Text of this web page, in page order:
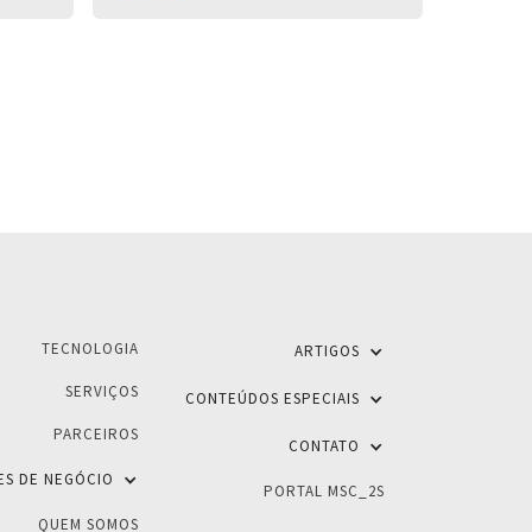
TECNOLOGIA
SERVIÇOS
PARCEIROS
DE NEGÓCIO
QUEM SOMOS
ARTIGOS
CONTEÚDOS ESPECIAIS
CONTATO
PORTAL MSC_2S